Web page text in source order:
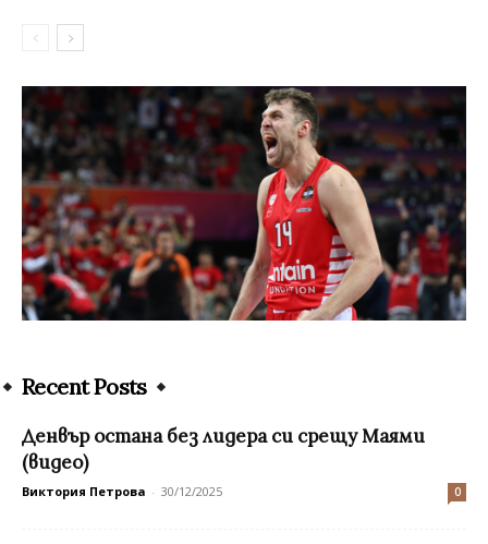
Recent Posts
Денвър остана без лидера си срещу Маями
(видео)
Виктория Петрова - 30/12/2025 0